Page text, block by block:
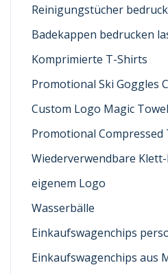
Reinigungstücher
Badekappen bedrucken
Komprimierte T-Shirts
Promotional Ski Goggles
Custom Logo Magic
Promotional Compressed
Wiederverwendbare
eigenem Logo
Wasserbälle
Einkaufswagenchips
Einkaufswagenchips aus